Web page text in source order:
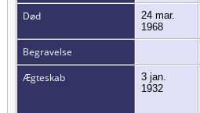
Død
24 mar.
1968
Begravelse
Ægteskab
3 jan.
1932